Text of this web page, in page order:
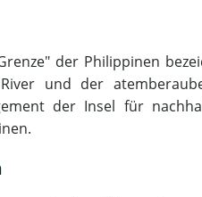
der Philippinen
und der
der Insel für